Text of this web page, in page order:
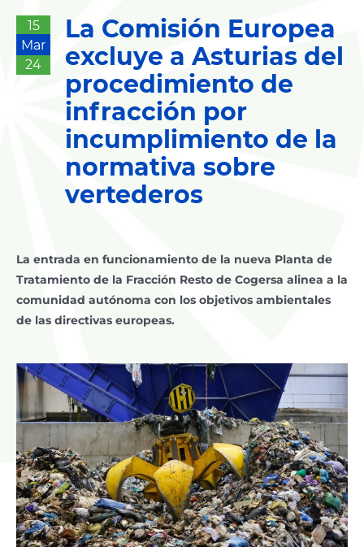
15
Mar
24
La Comisión Europea
excluye a Asturias del
procedimiento de
infracción por
incumplimiento de la
normativa sobre
vertederos
La entrada en funcionamiento de la nueva Planta de
Tratamiento de la Fracción Resto de Cogersa alinea a la
comunidad autónoma con los objetivos ambientales
de las directivas europeas.